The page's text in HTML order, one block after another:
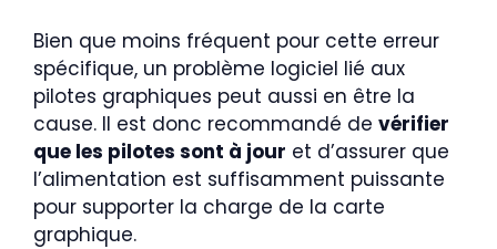
Bien que moins fréquent pour cette erreur
spécifique, un problème logiciel lié aux
pilotes graphiques peut aussi en être la
cause. Il est donc recommandé de vérifier
que les pilotes sont à jour et d’assurer que
l’alimentation est suffisamment puissante
pour supporter la charge de la carte
graphique.